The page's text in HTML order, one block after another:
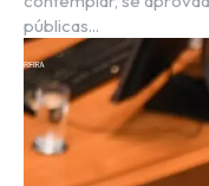
públicas...